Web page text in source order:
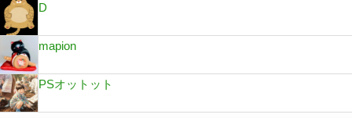
D
mapion
PSオットット